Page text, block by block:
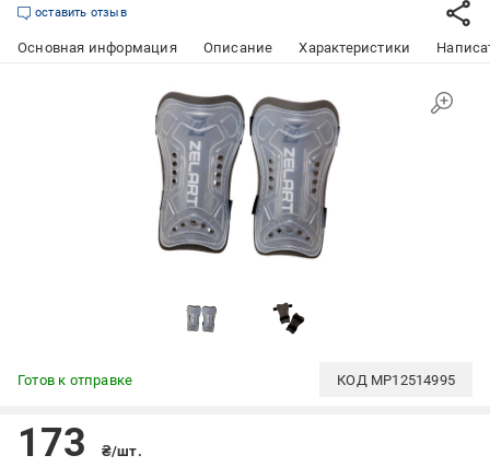
оставить отзыв
Основная информация Описание Характеристики
Готов к отправке КОД MP12514995
173 ₴/шт.